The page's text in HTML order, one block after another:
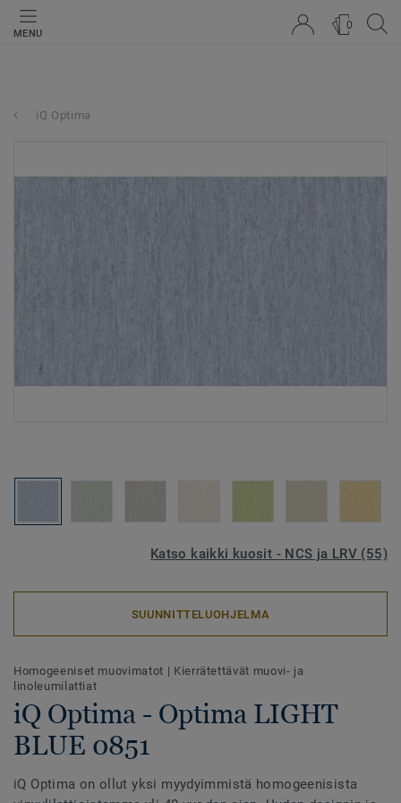
MENU
0
iQ Optima
Katso kaikki kuosit - NCS ja LRV (55)
SUUNNITTELUOHJELMA
Homogeeniset muovimatot | Kierrätettävät muovi- ja
linoleumilattiat
iQ Optima - Optima LIGHT
BLUE 0851
iQ Optima on ollut yksi myydyimmistä homogeenisista